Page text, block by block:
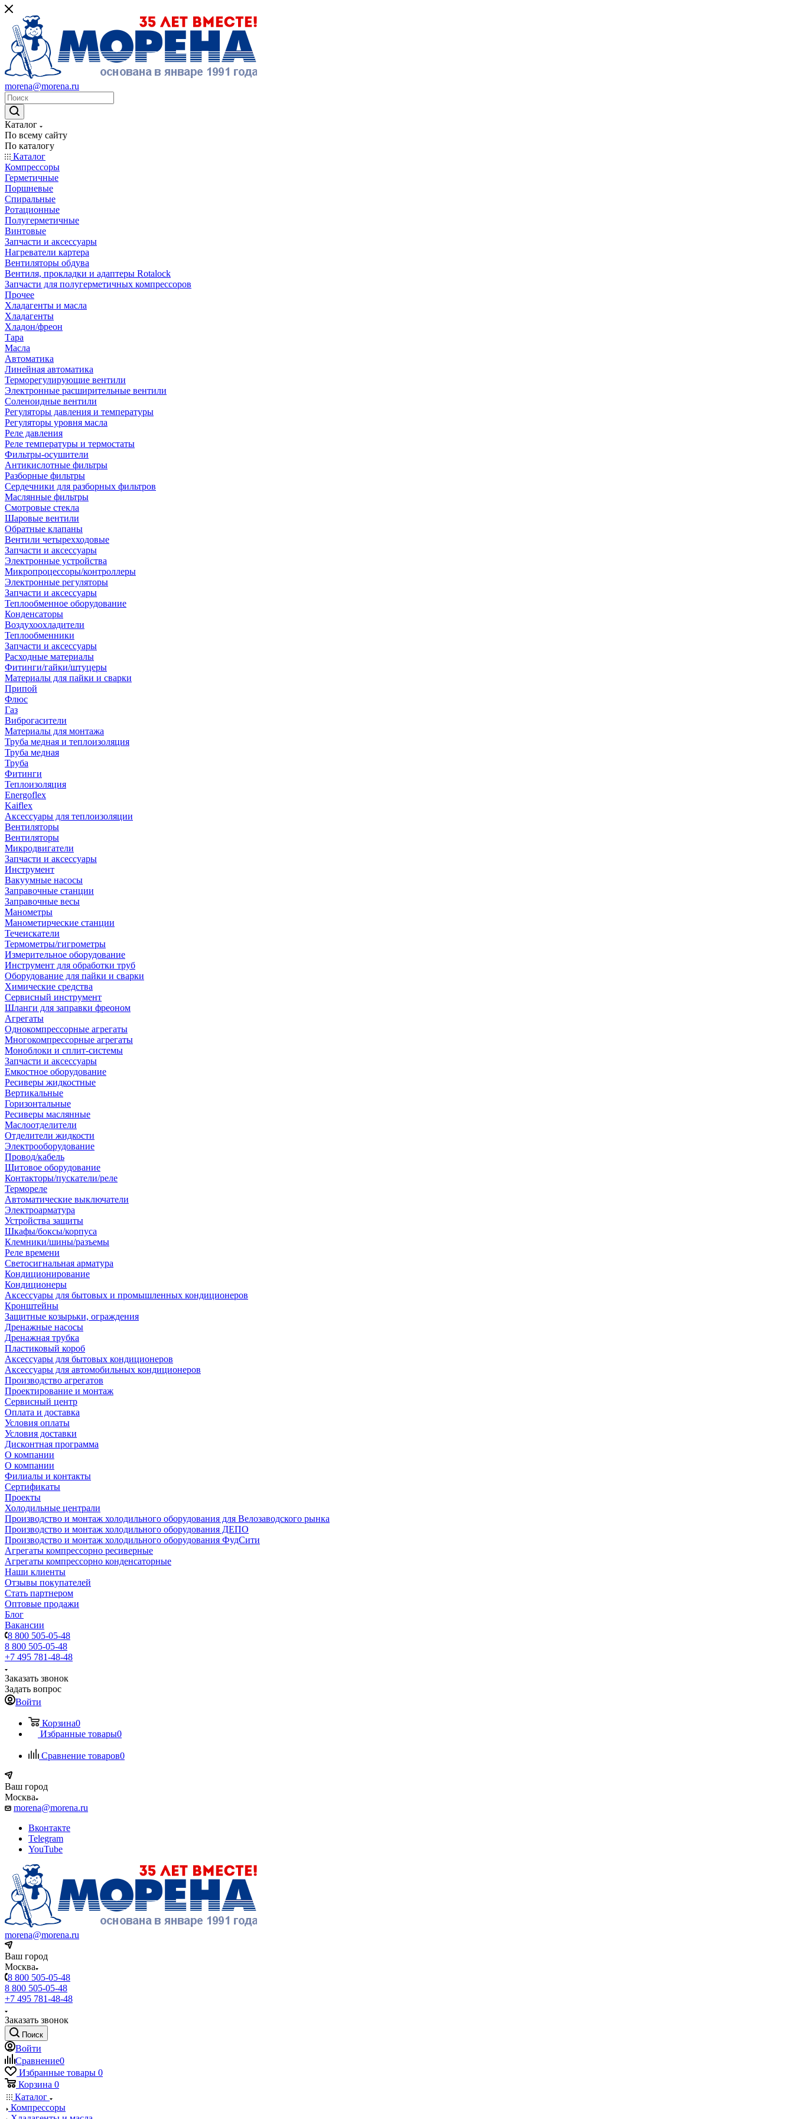
morena@morena.ru
Каталог
По всему сайту
По каталогу
Каталог
Компрессоры
Герметичные
Поршневые
Спиральные
Ротационные
Полугерметичные
Винтовые
Запчасти и аксессуары
Нагреватели картера
Вентиляторы обдува
Вентиля, прокладки и адаптеры Rotalock
Запчасти для полугерметичных компрессоров
Прочее
Хладагенты и масла
Хладагенты
Хладон/фреон
Тара
Масла
Автоматика
Линейная автоматика
Терморегулирующие вентили
Электронные расширительные вентили
Соленоидные вентили
Регуляторы давления и температуры
Регуляторы уровня масла
Реле давления
Реле температуры и термостаты
Фильтры-осушители
Антикислотные фильтры
Разборные фильтры
Сердечники для разборных фильтров
Маслянные фильтры
Смотровые стекла
Шаровые вентили
Обратные клапаны
Вентили четырехходовые
Запчасти и аксессуары
Электронные устройства
Микропроцессоры/контроллеры
Электронные регуляторы
Запчасти и аксессуары
Теплообменное оборудование
Конденсаторы
Воздухоохладители
Теплообменники
Запчасти и аксессуары
Расходные материалы
Фитинги/гайки/штуцеры
Материалы для пайки и сварки
Припой
Флюс
Газ
Виброгасители
Материалы для монтажа
Труба медная и теплоизоляция
Труба медная
Труба
Фитинги
Теплоизоляция
Energoflex
Kaiflex
Аксессуары для теплоизоляции
Вентиляторы
Вентиляторы
Микродвигатели
Запчасти и аксессуары
Инструмент
Вакуумные насосы
Заправочные станции
Заправочные весы
Манометры
Манометирческие станции
Течеискатели
Термометры/гигрометры
Измерительное оборудование
Инструмент для обработки труб
Оборудование для пайки и сварки
Химические средства
Сервисный инструмент
Шланги для заправки фреоном
Агрегаты
Однокомпрессорные агрегаты
Многокомпрессорные агрегаты
Моноблоки и сплит-системы
Запчасти и аксессуары
Емкостное оборудование
Ресиверы жидкостные
Вертикальные
Горизонтальные
Ресиверы маслянные
Маслоотделители
Отделители жидкости
Электрооборудование
Провод/кабель
Щитовое оборудование
Контакторы/пускатели/реле
Термореле
Автоматические выключатели
Электроарматура
Устройства защиты
Шкафы/боксы/корпуса
Клемники/шины/разъемы
Реле времени
Светосигнальная арматура
Кондиционирование
Кондиционеры
Аксессуары для бытовых и промышленных кондиционеров
Кронштейны
Защитные козырьки, ограждения
Дренажные насосы
Дренажная трубка
Пластиковый короб
Аксессуары для бытовых кондиционеров
Аксессуары для автомобильных кондиционеров
Производство агрегатов
Проектирование и монтаж
Сервисный центр
Оплата и доставка
Условия оплаты
Условия доставки
Дисконтная программа
О компании
О компании
Филиалы и контакты
Сертификаты
Проекты
Холодильные централи
Производство и монтаж холодильного оборудования для Велозаводского рынка
Производство и монтаж холодильного оборудования ДЕПО
Производство и монтаж холодильного оборудования ФудСити
Агрегаты компрессорно ресиверные
Агрегаты компрессорно конденсаторные
Наши клиенты
Отзывы покупателей
Стать партнером
Оптовые продажи
Блог
Вакансии
8 800 505-05-48
8 800 505-05-48
+7 495 781-48-48
Заказать звонок
Задать вопрос
Войти
Корзина0
Избранные товары0
Сравнение товаров0
Ваш город
Москва
morena@morena.ru
Вконтакте
Telegram
YouTube
morena@morena.ru
Ваш город
Москва
8 800 505-05-48
8 800 505-05-48
+7 495 781-48-48
Заказать звонок
Поиск
Войти
Сравнение0
Избранные товары 0
Корзина 0
Каталог
Компрессоры